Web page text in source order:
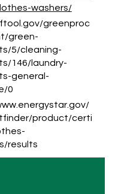
washers/
greenproc
green-
5/cleaning-
146/laundry-
general-
0
product/certi
results